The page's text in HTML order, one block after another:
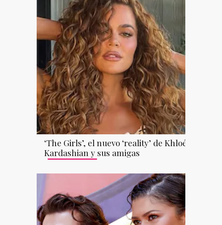
‘The Girls’, el nuevo ‘reality’ de Khloé
Kardashian y sus amigas